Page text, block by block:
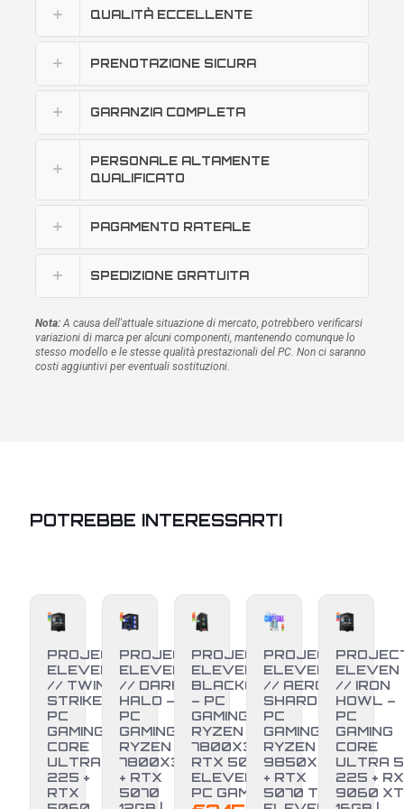
QUALITÀ ECCELLENTE
PRENOTAZIONE SICURA
GARANZIA COMPLETA
PERSONALE ALTAMENTE
QUALIFICATO
PAGAMENTO RATEALE
SPEDIZIONE GRATUITA
Nota: A causa dell'attuale situazione di mercato, potrebbero verificarsi
variazioni di marca per alcuni componenti, mantenendo comunque lo
stesso modello e le stesse qualità prestazionali del PC. Non ci saranno
costi aggiuntivi per eventuali sostituzioni.
POTREBBE INTERESSARTI
PROJECT
ELEVEN
// TWIN
STRIKE –
PC
GAMING
CORE
ULTRA 5
225 +
RTX
PROJECT
ELEVEN
// DARK
HALO –
PC
GAMING
RYZEN 7
7800X3D
+ RTX
5070
PROJECT
ELEVEN //
BLACKOUT
– PC
GAMING
RYZEN 7
7800X3D +
RTX 5070 |
ELEVEN
PC GAMING
PROJECT
ELEVEN
// AERO
SHARD –
PC
GAMING
RYZEN 7
9850X3D
+ RTX
5070 TI |
-17%
ELEVEN
// IRON
HOWL –
PC
GAMING
CORE
ULTRA 5
225 + RX
9060 XT